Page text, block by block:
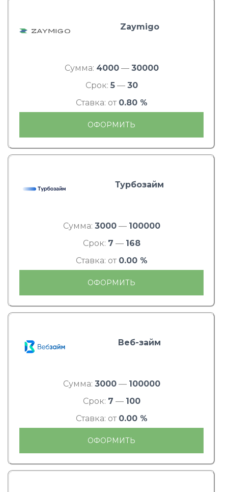
Zaymigo
Сумма: 4000— 30000
Срок: 5— 30
Ставка: от 0.80 %
ОФОРМИТЬ
Турбозайм
Сумма: 3000— 100000
Срок: 7 — 168
Ставка: от 0.00 %
ОФОРМИТЬ
Веб-займ
Сумма: 3000— 100000
Срок: 7 — 100
Ставка: от 0.00 %
ОФОРМИТЬ